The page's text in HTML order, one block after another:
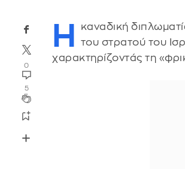
0
5
Η
καναδική
του στρατού του
χαρακτηρίζοντάς τη